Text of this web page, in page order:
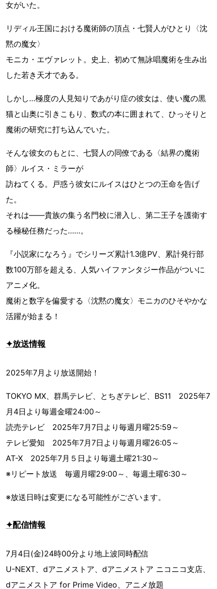
女がいた。
リディル王国における魔術師の頂点・七賢人がひとり〈沈
黙の魔女〉
モニカ・エヴァレット。史上、初めて無詠唱魔術を生み出
した若き天才である。
しかし…極度の人見知りであがり症の彼女は、使い魔の黒
猫と山奥に引きこもり、数式の本に囲まれて、ひっそりと
魔術の研究に打ち込んでいた。
そんな彼女のもとに、七賢人の同僚である〈結界の魔術
師〉ルイス・ミラーが
訪ねてくる。戸惑う彼女にルイスはひとつの王命を告げ
た。
それは――貴族の集う名門校に潜入し、第二王子を護衛す
る極秘任務だった……。
『小説家になろう』でシリーズ累計1.3億PV、累計発行部
数100万部を超える、人気ハイファンタジー作品がついに
アニメ化。
魔術と数字を偏愛する〈沈黙の魔女〉モニカのひそやかな
活躍が始まる！
✦放送情報
2025年7月より放送開始！
TOKYO MX、群馬テレビ、とちぎテレビ、BS11 2025年7
月4日より毎週金曜24:00～
読売テレビ 2025年7月7日より毎週月曜25:59～
テレビ愛知 2025年7月7日より毎週月曜26:05～
AT-X 2025年7月５日より毎週土曜21:30～
※リピート放送 毎週月曜29:00～、毎週土曜6:30～
※放送日時は変更になる可能性がございます。
✦配信情報
7月4日(金)24時00分より地上波同時配信
U-NEXT、dアニメストア、dアニメストア ニコニコ支店、
dアニメストア for Prime Video、アニメ放題